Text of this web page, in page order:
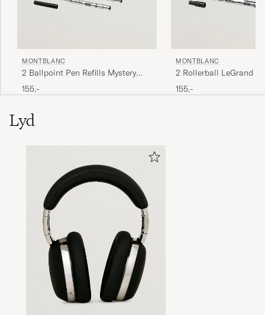
MONTBLANC
2 Ballpoint Pen Refills Mystery
Black
155,-
MONTBLANC
2 Rollerball LeGrand
Royal Blue
155,-
Lyd